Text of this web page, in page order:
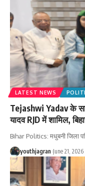
LATEST NEWS
Tejashwi Yadav के
यादव RJD में शामिल,
Bihar Politics: मधुबनी जिला
youthjagran June 21, 2026